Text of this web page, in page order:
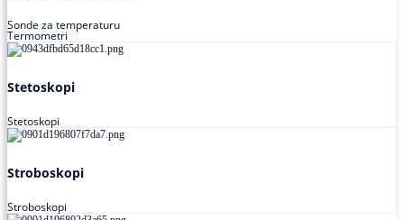
Sonde za temperaturu
Termometri
Stetoskopi
Stetoskopi
Stroboskopi
Stroboskopi